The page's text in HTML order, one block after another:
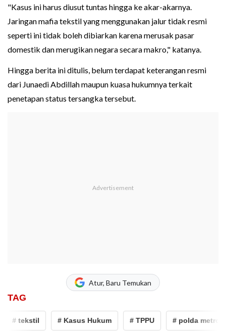
"Kasus ini harus diusut tuntas hingga ke akar-akarnya.
Jaringan mafia tekstil yang menggunakan jalur tidak resmi
seperti ini tidak boleh dibiarkan karena merusak pasar
domestik dan merugikan negara secara makro," katanya.
Hingga berita ini ditulis, belum terdapat keterangan resmi
dari Junaedi Abdillah maupun kuasa hukumnya terkait
penetapan status tersangka tersebut.
Atur, Baru Temukan
TAG
# tekstil # Kasus Hukum # TPPU # polda metro